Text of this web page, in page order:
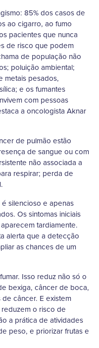
85% dos casos de
ao cigarro, ao fumo
pacientes que nunca
de risco que podem
de população não
poluição ambiental;
metais pesados,
e os fumantes
com pessoas
a oncologista Aknar
de pulmão estão
de sangue ou com
não associada a
respirar; perda de
silencioso e apenas
Os sintomas iniciais
tardiamente.
alerta que a detecção
as chances de um
Isso reduz não só o
bexiga, câncer de boca,
câncer. E existem
o risco de
a prática de atividades
peso, e priorizar frutas e